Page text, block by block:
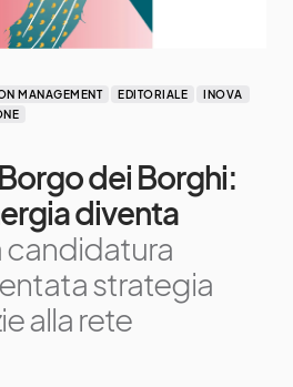
MANAGEMENT EDITORIALE
INOVA
dei Borghi:
diventa
candidatura
strategia
alla rete